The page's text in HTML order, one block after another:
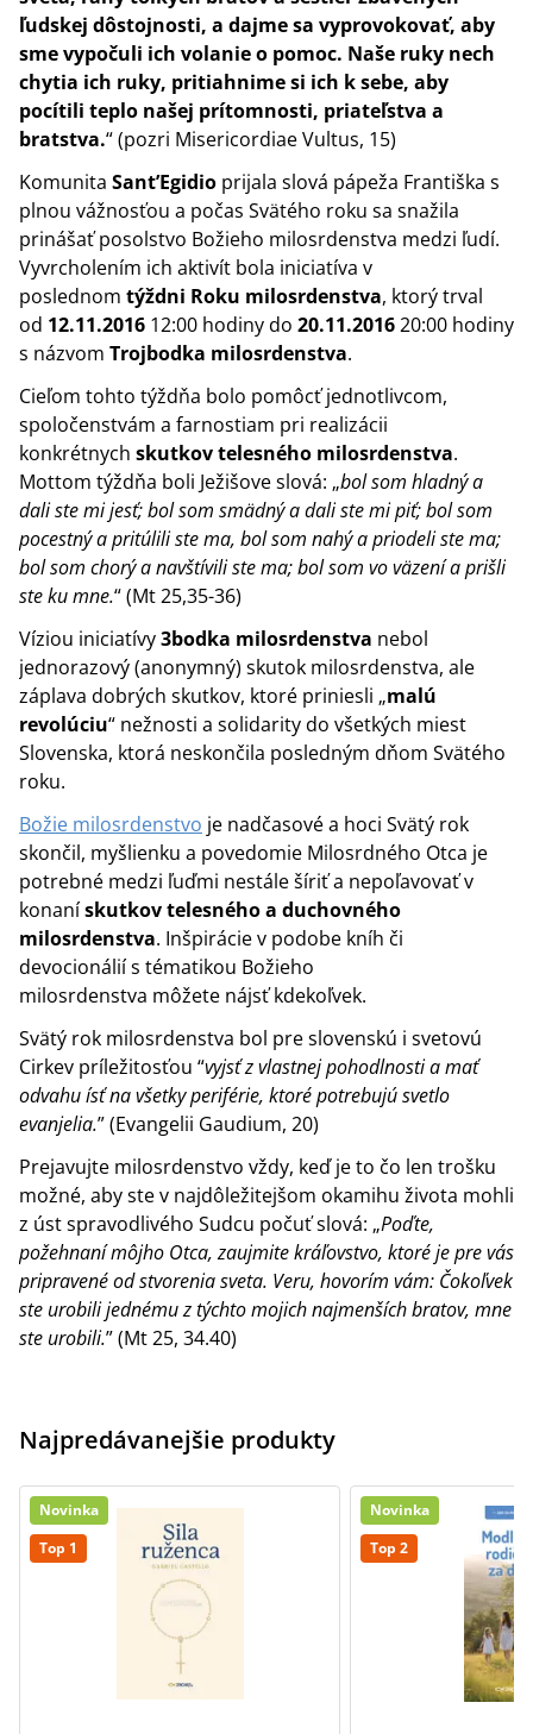
ľudskej dôstojnosti, a dajme sa vyprovokovať, aby
sme vypočuli ich volanie o pomoc. Naše ruky nech
chytia ich ruky, pritiahnime si ich k sebe, aby
pocítili teplo našej prítomnosti, priateľstva a
bratstva.“ (pozri Misericordiae Vultus, 15)
Komunita Sant’Egidio prijala slová pápeža Františka s
plnou vážnosťou a počas Svätého roku sa snažila
prinášať posolstvo Božieho milosrdenstva medzi ľudí.
Vyvrcholením ich aktivít bola iniciatíva v
poslednom týždni Roku milosrdenstva, ktorý trval
od 12.11.2016 12:00 hodiny do 20.11.201620:00 hodiny
s názvom Trojbodka milosrdenstva.
Cieľom tohto týždňa bolo pomôcť jednotlivcom,
spoločenstvám a farnostiam pri realizácii
konkrétnych skutkov telesného milosrdenstva.
Mottom týždňa boli Ježišove slová: „bol som hladný a
dali ste mi jesť; bol som smädný a dali ste mi piť; bol som
pocestný a pritúlili ste ma, bol som nahý a priodeli ste ma;
bol som chorý a navštívili ste ma; bol som vo väzení a prišli
ste ku mne.“ (Mt 25,35-36)
Víziou iniciatívy3bodka milosrdenstva nebol
jednorazový (anonymný) skutok milosrdenstva, ale
záplava dobrých skutkov, ktoré priniesli „malú
revolúciu“ nežnosti a solidarity do všetkých miest
Slovenska, ktorá neskončila posledným dňom Svätého
roku.
Božie milosrdenstvo je nadčasové a hoci Svätý rok
skončil, myšlienku a povedomie Milosrdného Otca je
potrebné medzi ľuďmi nestále šíriť a nepoľavovať v
konanískutkov telesného a duchovného
milosrdenstva. Inšpirácie v podobe kníh či
devocionálií s tématikou Božieho
milosrdenstva môžete nájsť kdekoľvek.
Svätý rok milosrdenstva bol pre slovenskú i svetovú
Cirkev príležitosťou “vyjsť z vlastnej pohodlnosti a mať
odvahu ísť na všetky periférie, ktoré potrebujú svetlo
evanjelia.” (Evangelii Gaudium, 20)
Prejavujte milosrdenstvo vždy, keď je to čo len trošku
možné, aby ste v najdôležitejšom okamihu života mohli
z úst spravodlivého Sudcu počuť slová: „Poďte,
požehnaní môjho Otca, zaujmite kráľovstvo, ktoré je pre vás
pripravené od stvorenia sveta. Veru, hovorím vám: Čokoľvek
ste urobili jednému z týchto mojich najmenších bratov, mne
ste urobili.” (Mt 25, 34.40)
Najpredávanejšie produkty
Novinka
Top 1
Novinka
Top 2